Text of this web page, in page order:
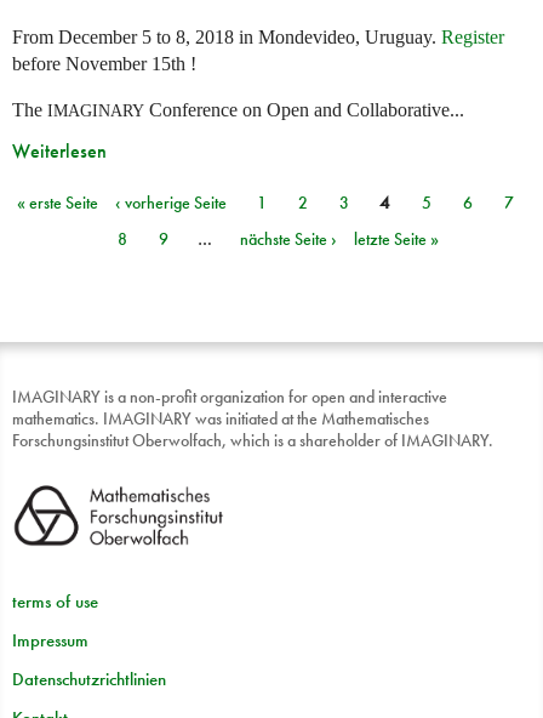
From December 5 to 8, 2018 in Mondevideo, Uruguay. Register
before November 15th !
The IMAGINARY Conference on Open and Collaborative...
Weiterlesen
Seiten
« erste Seite ‹ vorherige Seite 1 2 3 4 5 6
7
8
9 … nächste Seite › letzte Seite »
IMAGINARY is a non-profit organization for open and interactive
mathematics. IMAGINARY was initiated at the Mathematisches
Forschungsinstitut Oberwolfach, which is a shareholder of IMAGINARY.
terms of use
Impressum
Datenschutzrichtlinien